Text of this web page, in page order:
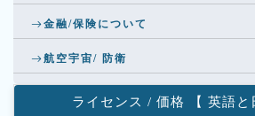
金融/保険について
航空宇宙/ 防衛
ライセンス / 価格 【 英語と